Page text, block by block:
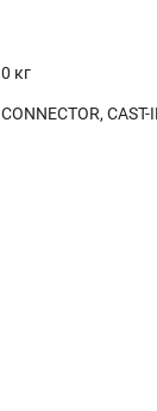
0 кг
CONNECTOR,